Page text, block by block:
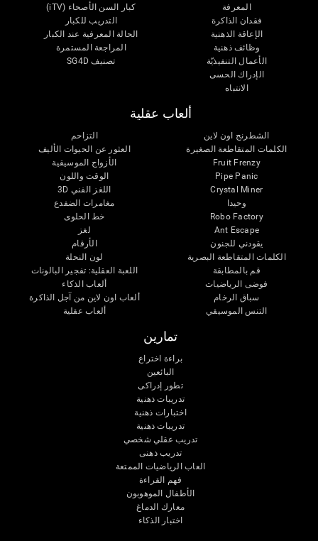
المعرفة
فقدان الذاكرة
الإعاقة الذهنية
وظائف ذهنية
الأعمال التنفيذيّة
الإدراك الحسى
الانتباه
كبار السن الأصحاء (iTV)
التدريب للكبار
الحالة المعرفية عند الكبار
المراجعة المستمرة
تصنيف SG4D
ألعاب عقلية
الشطرنج اون لاين
الكلمات المتقاطعة الصغيرة
Fruit Frenzy
Pipe Panic
Crystal Miner
وحيدا
Robo Factory
Ant Escape
يقودني للجنون
الكلمات المتقاطعة البصرية
قم بالمطابقة
فوضى الرياضيات
سباق الرخام
التنس الموسيقي
التزاحم
العثور عن الحيوات الأليف
الأزواج الموسيقية
الوقت واللون
اللغز الفني 3D
مغامرات الضفدع
خط الحلوى
لغز
الأرقام
لون النحلة
اللعبة العقلية: تفجير البالونات
ألعاب الذكاء
ألعاب اون لاين من آجل الذاكرة
ألعاب عقلية
تمارين
براءة اختراع
البائعين
تطور إدراكى
تدريبات ذهنية
اختبارات ذهنية
تدريبات ذهنية
تدريب عقلي شخصي
تدريب ذهنى
العاب الرياضيات الممتعة
فهم القراءة
الأطفال الموهوبون
معارك الدماغ
اختبار الذكاء